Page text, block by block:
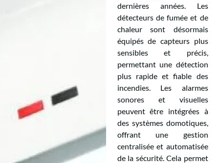
dernières années. Les
détecteurs de fumée et de
chaleur sont désormais
équipés de capteurs plus
sensibles et précis,
permettant une détection
plus rapide et fiable des
incendies. Les alarmes
sonores et visuelles
peuvent être intégrées à
des systèmes domotiques,
offrant une gestion
centralisée et automatisée
de la sécurité. Cela permet